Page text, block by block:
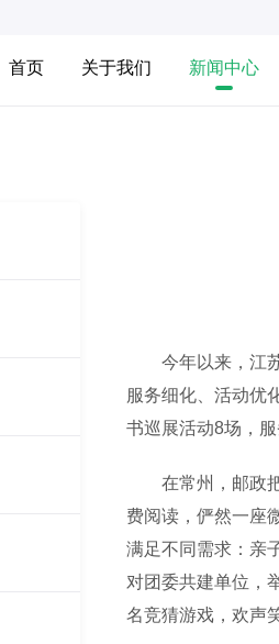
首页 关于我们 新闻中心
今年以来，江苏
服务细化、活动优
书巡展活动8场，
在常州，邮政把
费阅读，俨然一座
满足不同需求：亲
对团委共建单位，
名竞猜游戏，欢声